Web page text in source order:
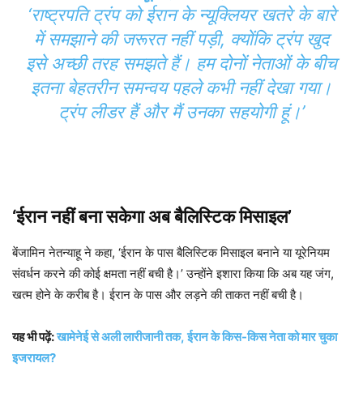
‘राष्ट्रपति ट्रंप को ईरान के न्यूक्लियर खतरे के बारे
में समझाने की जरूरत नहीं पड़ी, क्योंकि ट्रंप खुद
इसे अच्छी तरह समझते हैं। हम दोनों नेताओं के बीच
इतना बेहतरीन समन्वय पहले कभी नहीं देखा गया।
ट्रंप लीडर हैं और मैं उनका सहयोगी हूं।’
‘ईरान नहीं बना सकेगा अब बैलिस्टिक मिसाइल’
बेंजामिन नेतन्याहू ने कहा, ‘ईरान के पास बैलिस्टिक मिसाइल बनाने या यूरेनियम
संवर्धन करने की कोई क्षमता नहीं बची है।’ उन्होंने इशारा किया कि अब यह जंग,
खत्म होने के करीब है। ईरान के पास और लड़ने की ताकत नहीं बची है।
यह भी पढ़ें:खामेनेई से अली लारीजानी तक, ईरान के किस-किस नेता को मार चुका
इजरायल?